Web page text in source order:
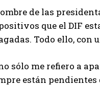
de las
que el DIF
Todo ello,
sólo me refiero a
están pendientes